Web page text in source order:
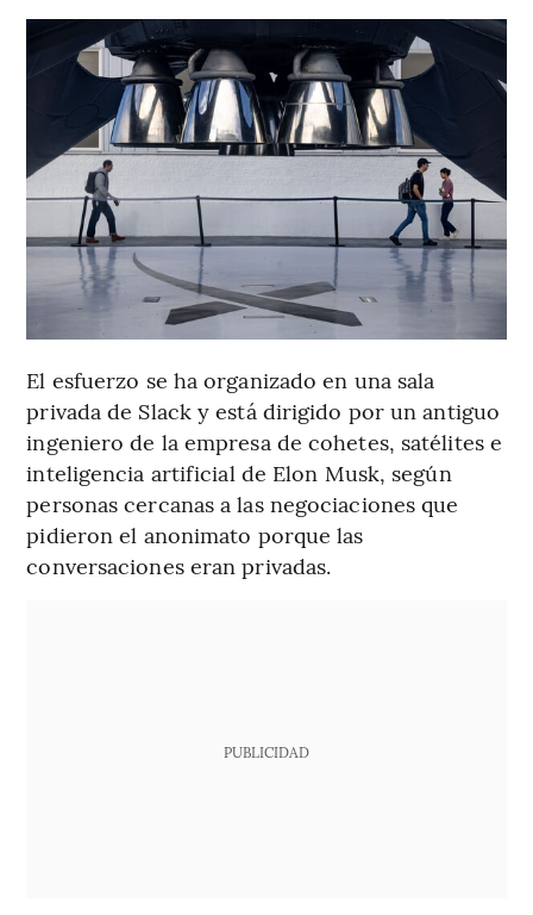
El esfuerzo se ha organizado en una sala
privada de Slack y está dirigido por un antiguo
ingeniero de la empresa de cohetes, satélites e
inteligencia artificial de Elon Musk, según
personas cercanas a las negociaciones que
pidieron el anonimato porque las
conversaciones eran privadas.
PUBLICIDAD